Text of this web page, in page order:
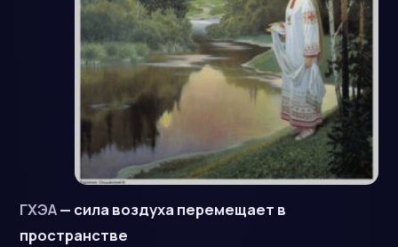
ГХЭА— сила воздуха перемещает в
пространстве